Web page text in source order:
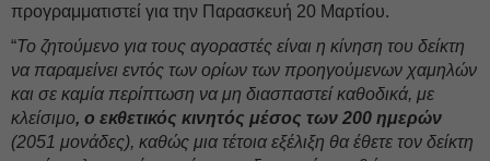
προγραμματιστεί για την Παρασκευή 20 Μαρτίου.
“Το ζητούμενο για τους αγοραστές είναι η κίνηση του δείκτη
να παραμείνει εντός των ορίων των προηγούμενων χαμηλών
και σε καμία περίπτωση να μη διασπαστεί καθοδικά, με
κλείσιμο, ο εκθετικός κινητός μέσος των 200 ημερών
(2051 μονάδες), καθώς μια τέτοια εξέλιξη θα έθετε τον δείκτη